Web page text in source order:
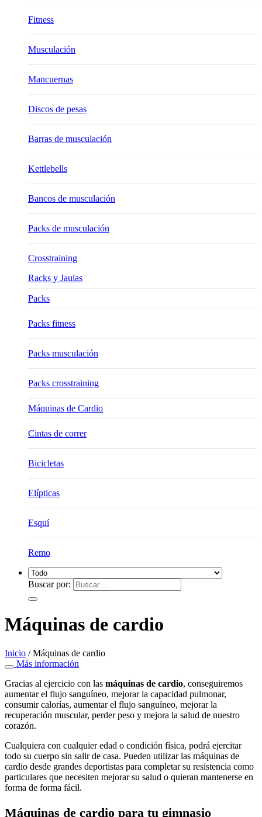
Fitness
Musculación
Mancuernas
Discos de pesas
Barras de musculación
Kettlebells
Bancos de musculación
Packs de musculación
Crosstraining
Racks y Jaulas
Packs
Packs fitness
Packs musculación
Packs crosstraining
Máquinas de Cardio
Cintas de correr
Bicicletas
Elípticas
Esquí
Remo
Buscar por:
Máquinas de cardio
Inicio /Máquinas de cardio
Más información
Gracias al ejercicio con las máquinas de cardio, conseguiremos
aumentar el flujo sanguíneo, mejorar la capacidad pulmonar,
consumir calorías, aumentar el flujo sanguíneo, mejorar la
recuperación muscular, perder peso y mejora la salud de nuestro
corazón.
Cualquiera con cualquier edad o condición física, podrá ejercitar
todo su cuerpo sin salir de casa. Pueden utilizar las máquinas de
cardio desde grandes deportistas para completar su resistencia como
particulares que necesiten mejorar su salud o quieran mantenerse en
forma de forma fácil.
Máquinas de cardio para tu gimnasio